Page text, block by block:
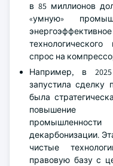
в 85 миллионов
«умную»
спрос на
Например, в
запустила сделку
была
повышение
декарбонизации.
чистые
правовую базу с